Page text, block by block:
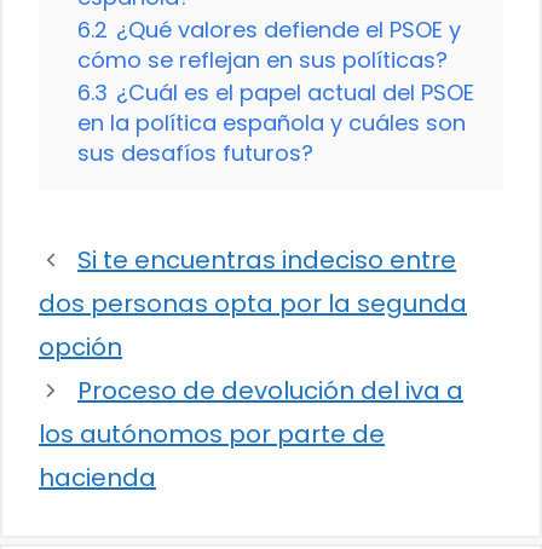
6.2 ¿Qué valores defiende el PSOE y
cómo se reflejan en sus políticas?
6.3 ¿Cuál es el papel actual del PSOE
en la política española y cuáles son
sus desafíos futuros?
Si te encuentras indeciso entre
dos personas opta por la segunda
opción
Proceso de devolución del iva a
los autónomos por parte de
hacienda